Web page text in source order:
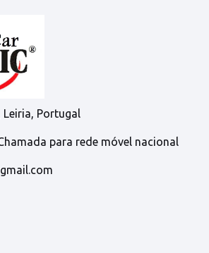
Leiria, Portugal
para rede móvel nacional